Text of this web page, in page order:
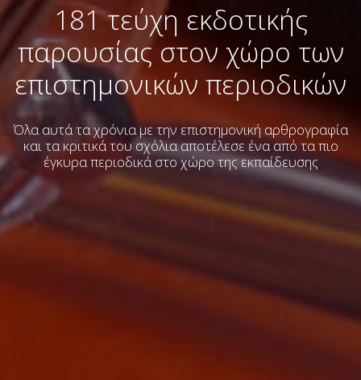
181 τεύχη εκδοτικής
παρουσίας στον χώρο των
επιστημονικών περιοδικών
Όλα αυτά τα χρόνια με την επιστημονική αρθρογραφία
και τα κριτικά του σχόλιααποτέλεσε ένα από τα πιο
έγκυρα περιοδικά στο χώρο της εκπαίδευσης